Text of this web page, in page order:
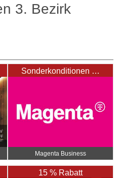
3. Bezirk
Sonderkonditionen …
Magenta Business
15 % Rabatt